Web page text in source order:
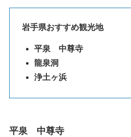
岩手県おすすめ観光地
平泉 中尊寺
龍泉洞
浄土ヶ浜
平泉 中尊寺